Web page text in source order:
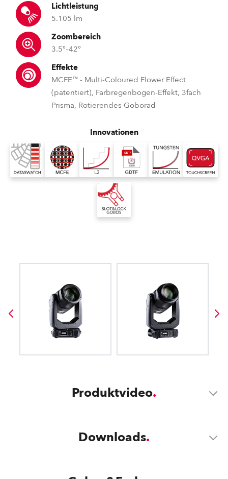
Lichtleistung
5.105 lm
Zoombereich
3.5°–42°
Effekte
MCFE™ - Multi-Coloured Flower Effect
(patentiert), Farbregenbogen-Effekt, 3fach
Prisma, Rotierendes Goborad
Innovationen
Produktvideo
Downloads